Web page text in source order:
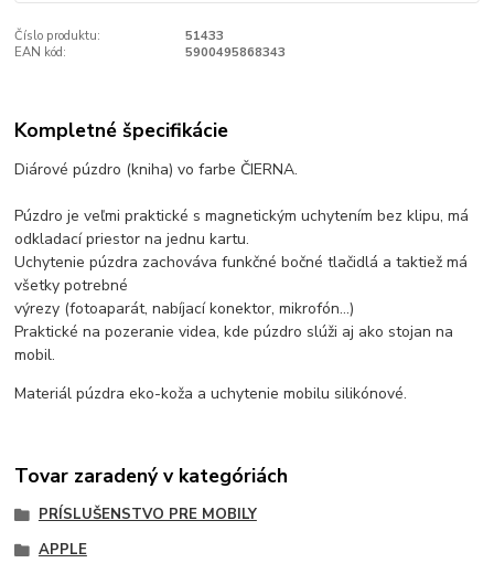
Číslo produktu:
51433
EAN kód:
5900495868343
Kompletné špecifikácie
Diárové púzdro (kniha) vo farbe ČIERNA.
Púzdro je veľmi praktické s magnetickým uchytením bez klipu, má
odkladací priestor na jednu kartu.
Uchytenie púzdra zachováva funkčné bočné tlačidlá a taktiež má
všetky potrebné
výrezy (fotoaparát, nabíjací konektor, mikrofón...)
Praktické na pozeranie videa, kde púzdro slúži aj ako stojan na
mobil.
Materiál púzdra eko-koža a uchytenie mobilu silikónové.
Tovar zaradený v kategóriách
PRÍSLUŠENSTVO PRE MOBILY
APPLE